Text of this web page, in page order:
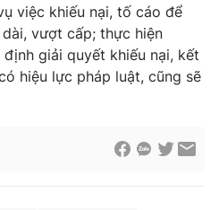
việc khiếu nại, tố cáo để
vượt cấp; thực hiện
giải quyết khiếu nại, kết
hiệu lực pháp luật, cũng sẽ